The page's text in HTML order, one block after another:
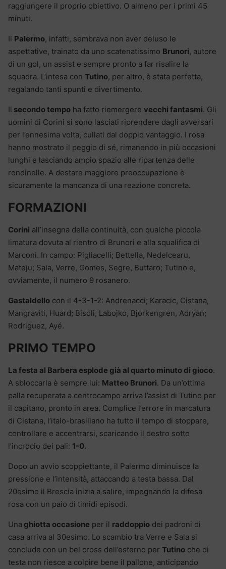
raggiungere il proprio obiettivo. O almeno per i primi 45
minuti.
Il Palermo, infatti, sembrava non aver deluso le
aspettative, trainato da uno scatenatissimo Brunori, autore
di un gol, un assist e sempre pronto a far risalire la
squadra. L’intesa con Tutino, per altro, è stata perfetta,
regalando tanti spunti e divertimento.
Il secondo tempo ha fatto riemergere vecchi fantasmi. Gli
uomini di Corini si sono lasciati riprendere dagli avversari
per l’ennesima volta, cullati dal doppio vantaggio. I rosa
hanno mostrato il peggio di sé, rimanendo in più occasioni
lunghi e lasciando ampio spazio alle ripartenza delle
rondinelle. A destare maggiore preoccupazione è
sicuramente la mancanza di una reazione concreta.
FORMAZIONI
Corini all’insegna della continuità, con qualche piccola
limatura dovuta al rientro di Brunori e alla squalifica di
Marconi. In campo: Pigliacelli; Bettella, Nedelcearu,
Mateju; Sala, Verre, Gomes, Segre, Buttaro; Tutino e,
ovviamente, il numero 9 rosanero.
Gastaldello con il 4-3-1-2: Andrenacci; Karacic, Cistana,
Mangraviti, Huard; Bisoli, Labojko, Bjorkengren, Adryan;
Rodriguez, Ayé.
PRIMO TEMPO
La festa al Barbera esplode già al quarto minuto di gioco.
A sbloccarla è sempre lui: Matteo Brunori. Da un’ottima
palla recuperata a centrocampo arriva l’assist di Tutino per
il capitano, pronto in area. Complice l’errore in marcatura
di Cistana, l’italo-brasiliano ha tutto il tempo di stoppare,
controllare e accentrarsi, scaricando il destro sotto
l’incrocio dei pali: 1-0.
Dopo un avvio scoppiettante, il Palermo diminuisce la
pressione e l’intensità, attaccando a testa bassa. Dal
20esimo il Brescia inizia a salire, impegnando la difesa
rosa con un paio di timidi episodi.
Una ghiotta occasione per il raddoppio dei padroni di
casa arriva al 30esimo. Lo scambio tra Verre e Sala si
conclude con un bel cross dell’esterno per Tutino che di
testa non riesce a colpire bene il pallone, anticipando